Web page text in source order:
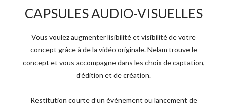
CAPSULES AUDIO-VISUELLES
Vous voulez augmenter lisibilité et visibilité de votre
concept grâce à de la vidéo originale. Nelam trouve le
concept et vous accompagne dans les choix de captation,
d’édition et de création.
Restitution courte d’un événement ou lancement de